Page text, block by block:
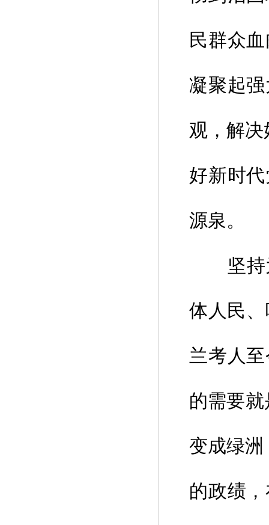
民群众
凝聚起
观，解决
好新时
源泉。
坚持为
体人民
兰考人
的需要
变成绿
的政绩